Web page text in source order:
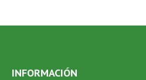
INFORMACIÓN